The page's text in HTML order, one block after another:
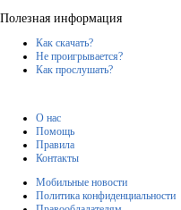
Полезная информация
Как скачать?
Не проигрывается?
Как прослушать?
О нас
Помощь
Правила
Контакты
Мобильные новости
Политика конфиденциальности